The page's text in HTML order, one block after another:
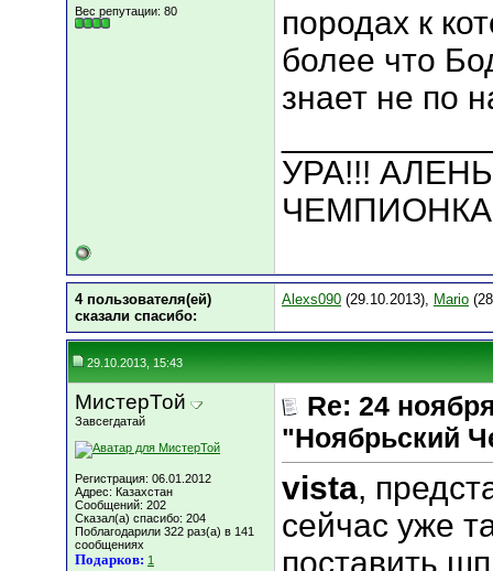
Вес репутации: 80
породах к
более что
знает не по
УРА!!!
ЧЕМПИОНКА
4 пользователя(ей)
сказали cпасибо:
Alexs090 (29.10.2013), Mario
29.10.2013, 15:43
МистерТой
Завсегдатай
Регистрация: 06.01.2012
Адрес: Казахстан
Сообщений: 202
Сказал(а) спасибо: 204
Поблагодарили 322 раз(а) в 141
сообщениях
Подарков: 1
Re: 24
"Ноябрьский
vista,
сейчас уже
поставить